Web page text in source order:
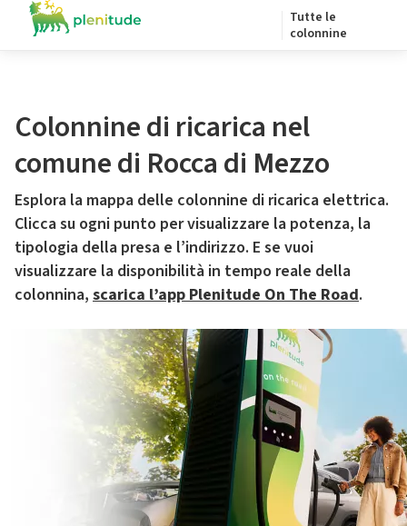
Tutte le
colonnine
Colonnine di ricarica nel
comune di Rocca di Mezzo
Esplora la mappa delle colonnine di ricarica elettrica.
Clicca su ogni punto per visualizzare la potenza, la
tipologia della presa e l’indirizzo. E se vuoi
visualizzare la disponibilità in tempo reale della
colonnina, scarica l’app Plenitude On The Road.